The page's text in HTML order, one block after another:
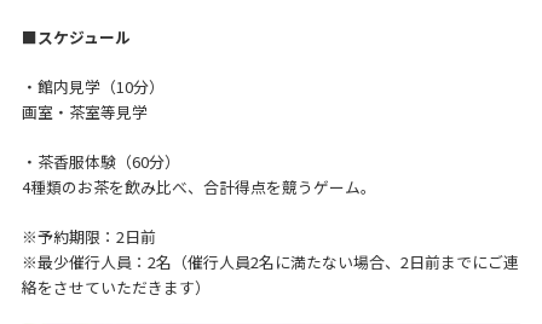
■スケジュール
・館内見学（10分）
画室・茶室等見学
・茶香服体験（60分）
4種類のお茶を飲み比べ、合計得点を競うゲーム。
※予約期限：2日前
※最少催行人員：2名（催行人員2名に満たない場合、2日前までにご連
絡をさせていただきます）